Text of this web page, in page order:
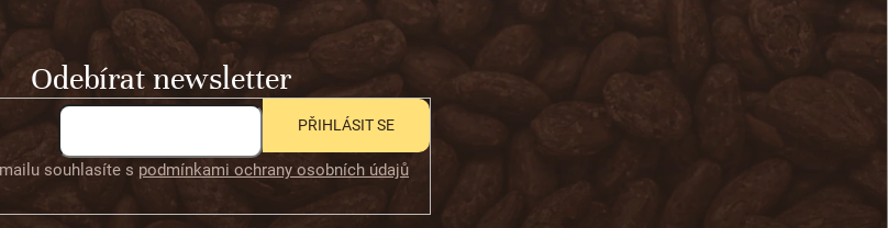
Odebírat newsletter
souhlasíte s podmínkami ochrany osobních údajů
PŘIHLÁSIT SE